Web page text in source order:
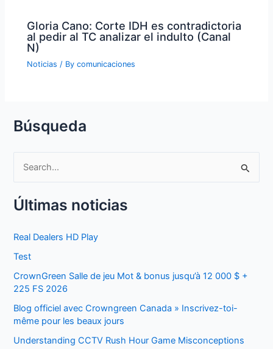
Gloria Cano: Corte IDH es contradictoria
al pedir al TC analizar el indulto (Canal
N)
Noticias / Bycomunicaciones
Búsqueda
a
c
h
f
o
r
Últimas noticias
Real Dealers HD Play
Test
CrownGreen Salle de jeu Mot & bonus jusqu’à 12 000 $ +
225 FS 2026
Blog officiel avec Crowngreen Canada » Inscrivez-toi-
même pour les beaux jours
Understanding CCTV Rush Hour Game Misconceptions